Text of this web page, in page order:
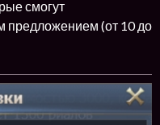
смогут
предложением (от 10 до